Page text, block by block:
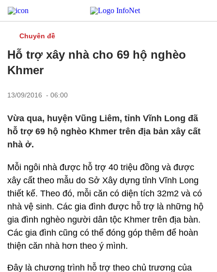
Chuyên đề
Hỗ trợ xây nhà cho 69 hộ nghèo
Khmer
13/09/2016 - 06:00
Vừa qua, huyện Vũng Liêm, tỉnh Vĩnh Long đã
hỗ trợ 69 hộ nghèo Khmer trên địa bản xây cất
nhà ở.
Mỗi ngôi nhà được hỗ trợ 40 triệu đồng và được
xây cất theo mẫu do Sở Xây dựng tỉnh Vĩnh Long
thiết kế. Theo đó, mỗi căn có diện tích 32m2 và có
nhà vệ sinh. Các gia đình được hỗ trợ là những hộ
gia đình nghèo người dân tộc Khmer trên địa bàn.
Các gia đình cũng có thể đóng góp thêm để hoàn
thiện căn nhà hơn theo ý mình.
Đây là chương trình hỗ trợ theo chủ trương của